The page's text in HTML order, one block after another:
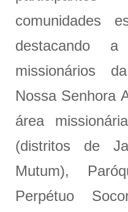
comunidades
destacando
missionários
Nossa Senhora
área
(distritos de
Mutum),
Perpétuo